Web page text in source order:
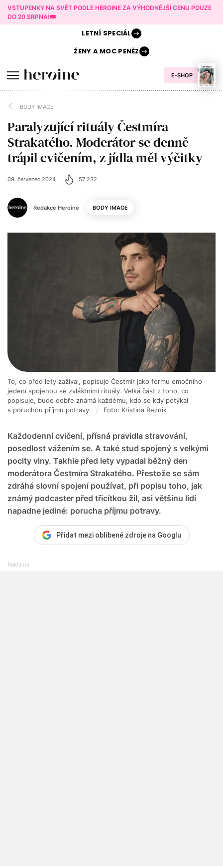
VSTUPENKY NA SVĚT PODLE HEROINE ZA VÝHODNĚJŠÍ CENU POUZE
DO 20.SRPNA!🎟️
E-SHOP
LETNÍ SPECIÁL
ŽENY AMOC PENĚZ
BODY IMAGE
Paralyzující rituály Čestmíra
Strakatého. Moderátor se denně
trápil cvičením, z jídla měl výčitky
Redakce Heroine
09. červenec 2024 57 232
BODY IMAGE
Každodenní cvičení, přísná pravidla stravování,
posedlost vážením se. A také stud spojený s velkými
pocity viny. Takhle před lety vypadal běžný den
moderátora Čestmíra Strakatého. Přestože se sám
zdráhá slovní spojení používat, při popisu toho, jak
známý podcaster před třicítkou žil, asi většinu lidí
napadne jediné: porucha příjmu potravy.
To, co před lety zažíval, popisuje Čestmír jako formu emočního
jedení spojenou se zvláštními rituály. Velká část z toho, co
popisuje, bude dobře známá každému, kdo se kdy potýkal
s poruchou příjmu potravy.
Foto: Kristina Reznik
Přidat mezi oblíbené zdroje na Googlu